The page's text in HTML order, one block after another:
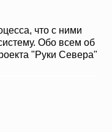
что с ними
Обо всем об
"Руки Севера"